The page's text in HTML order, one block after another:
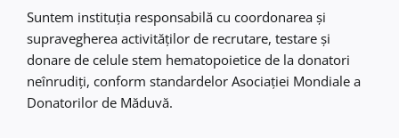
Suntem instituţia responsabilă cu coordonarea şi
supravegherea activităţilor de recrutare, testare şi
donare de celule stem hematopoietice de la donatori
neînrudiţi, conform standardelor Asociaţiei Mondiale a
Donatorilor de Măduvă.